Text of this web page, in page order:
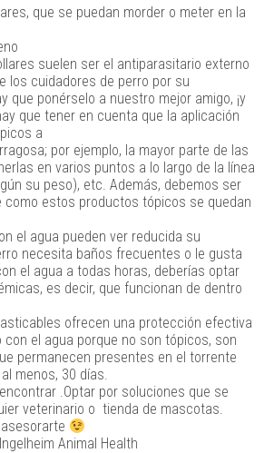
que se puedan morder o meter en la
suelen ser el antiparasitario externo
los cuidadores de perro por su
que ponérselo a nuestro mejor amigo, ¡y
que tener en cuenta que la aplicación
a
por ejemplo, la mayor parte de las
en varios puntos a lo largo de la línea
su peso), etc. Además, debemos ser
como estos productos tópicos se quedan
el agua pueden ver reducida su
necesita baños frecuentes o le gusta
el agua a todas horas, deberías optar
es decir, que funcionan de dentro
ofrecen una protección efectiva
el agua porque no son tópicos, son
permanecen presentes en el torrente
menos, 30 días.
.Optar por soluciones que se
veterinario o tienda de mascotas.
Animal Health